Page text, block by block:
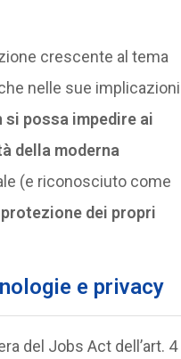
crescente al tema
nelle sue implicazioni
si possa impedire ai
della moderna
(e riconosciuto come
protezione dei propri
e privacy
del Jobs Act dell’art. 4